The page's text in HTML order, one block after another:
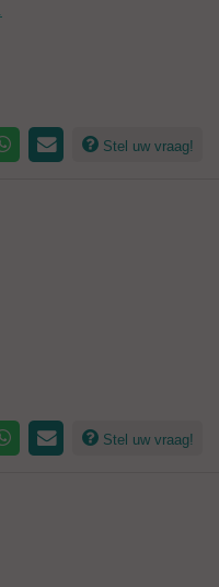
Stel uw vraag!
Stel uw vraag!